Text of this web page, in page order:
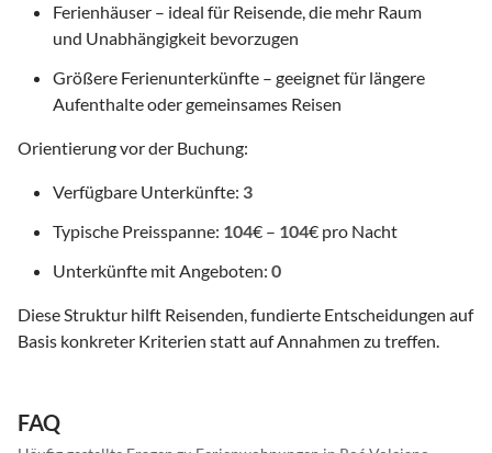
Ferienhäuser – ideal für Reisende, die mehr Raum
und Unabhängigkeit bevorzugen
Größere Ferienunterkünfte – geeignet für längere
Aufenthalte oder gemeinsames Reisen
Orientierung vor der Buchung:
Verfügbare Unterkünfte: 3
Typische Preisspanne: 104€ – 104€ pro Nacht
Unterkünfte mit Angeboten: 0
Diese Struktur hilft Reisenden, fundierte Entscheidungen auf
Basis konkreter Kriterien statt auf Annahmen zu treffen.
FAQ